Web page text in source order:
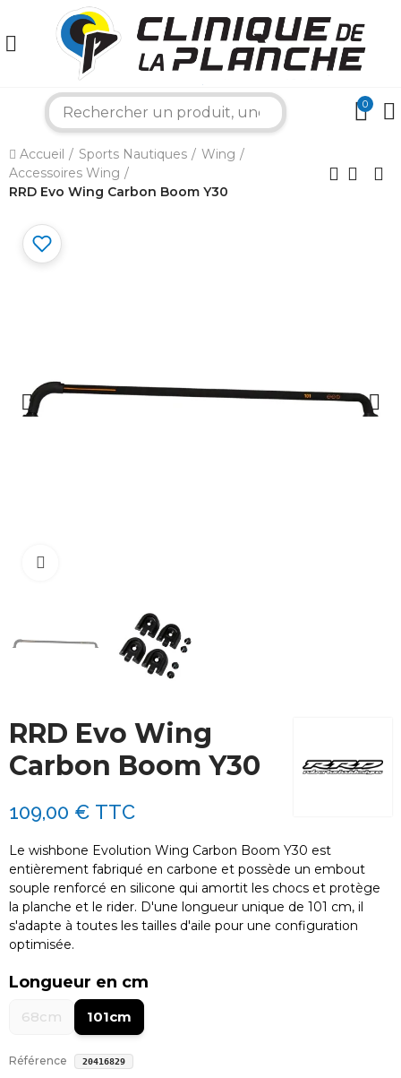
0
Accueil Sports Nautiques
Wing
Accessoires Wing
RRD Evo Wing Carbon Boom Y30
RRD Evo Wing
Carbon Boom Y30
109,00 € TTC
Le wishbone Evolution Wing Carbon Boom Y30 est
entièrement fabriqué en carbone et possède un embout
souple renforcé en silicone qui amortit les chocs et protège
la planche et le rider. D'une longueur unique de 101 cm, il
s'adapte à toutes les tailles d'aile pour une configuration
optimisée.
Longueur en cm
68cm 101cm
Référence 20416829
×
Bonjour ! Je suis votre expert nautique.
Comment puis-je vous aider aujourd'hui ?